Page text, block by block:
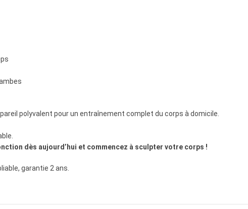
polyvalent pour un entraînement complet du corps à domicile.
dès aujourd’hui et commencez à sculpter votre corps !
garantie 2 ans.